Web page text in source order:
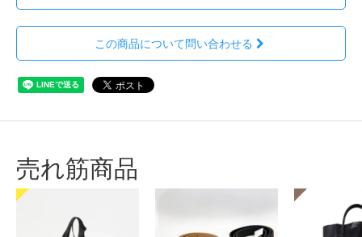
この商品について問い合わせる
売れ筋商品